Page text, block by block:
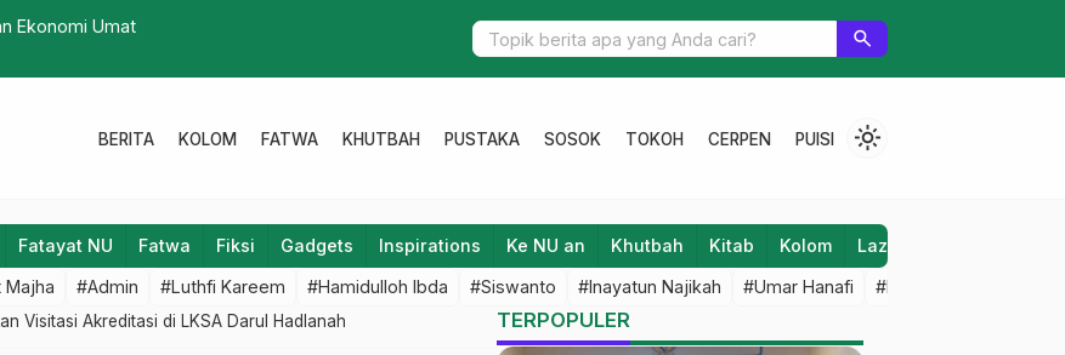
Ekonomi Umat
Tolak Mediasi, Jurnalis di Pati Pilih Lanjutkan Kasus Penghalangan Pers ke
search
BERITA KOLOM FATWA KHUTBAH PUSTAKA SOSOK TOKOH CERPEN PUISI light_mode
Fatayat NU Fatwa Fiksi Gadgets Inspirations Ke NU an Khutbah Kitab Kolom Laziz NU
Majha #Admin #Luthfi Kareem #Hamidulloh Ibda #Siswanto #Inayatun Najikah #Umar Hanafi #M Iqbal Dawami
Visitasi Akreditasi di LKSA Darul Hadlanah TERPOPULER